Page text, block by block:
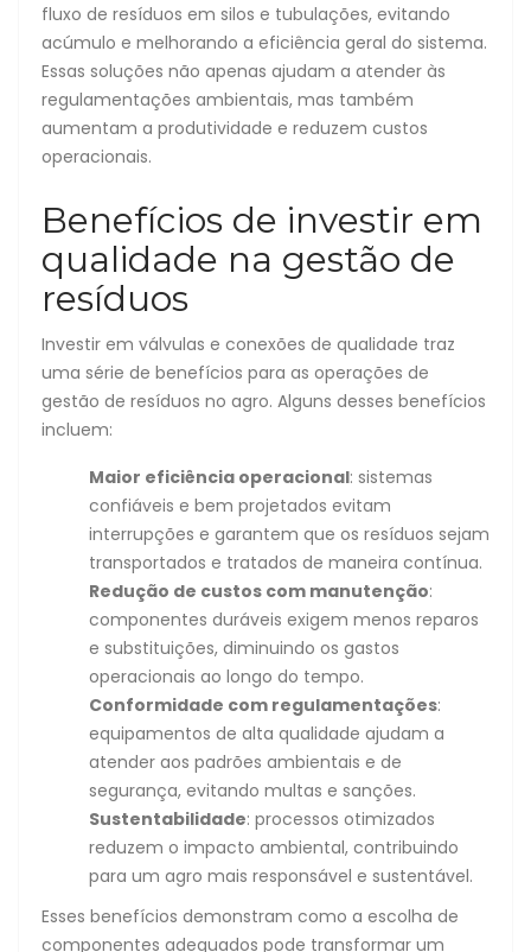
fluxo de resíduos em silos e tubulações, evitando
acúmulo e melhorando a eficiência geral do sistema.
Essas soluções não apenas ajudam a atender às
regulamentações ambientais, mas também
aumentam a produtividade e reduzem custos
operacionais.
Benefícios de investir em
qualidade na gestão de
resíduos
Investir em válvulas e conexões de qualidade traz
uma série de benefícios para as operações de
gestão de resíduos no agro. Alguns desses benefícios
incluem:
Maior eficiência operacional: sistemas
confiáveis e bem projetados evitam
interrupções e garantem que os resíduos sejam
transportados e tratados de maneira contínua.
Redução de custos com manutenção:
componentes duráveis exigem menos reparos
e substituições, diminuindo os gastos
operacionais ao longo do tempo.
Conformidade com regulamentações:
equipamentos de alta qualidade ajudam a
atender aos padrões ambientais e de
segurança, evitando multas e sanções.
Sustentabilidade: processos otimizados
reduzem o impacto ambiental, contribuindo
para um agro mais responsável e sustentável.
Esses benefícios demonstram como a escolha de
componentes adequados pode transformar um